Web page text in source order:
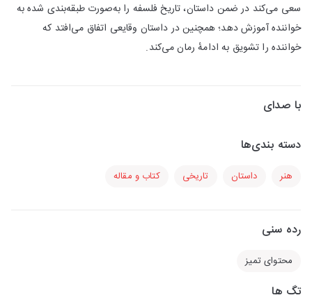
سعی می‌کند در ضمن داستان، تاریخ فلسفه را به‌صورت طبقه‌بندی شده به
خواننده آموزش دهد؛ همچنین در داستان وقایعی اتفاق می‌افتد که
خواننده را تشویق به ادامهٔ رمان می‌کند.
با صدای
دسته بندی‌ها
هنر داستان تاریخی کتاب و مقاله
رده سنی
محتوای تمیز
تگ ها